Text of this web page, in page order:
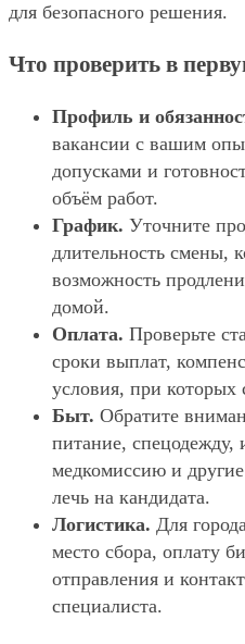
для безопасного решения.
Что проверить в
Профиль и
вакансии с вашим
допусками и
объём работ.
График. Уточните
длительность смены,
возможность
домой.
Оплата. Проверьте
сроки выплат,
условия, при которых
Быт. Обратите
питание, спецодежду,
медкомиссию и
лечь на кандидата.
Логистика. Для
место сбора, оплату
отправления и
специалиста.